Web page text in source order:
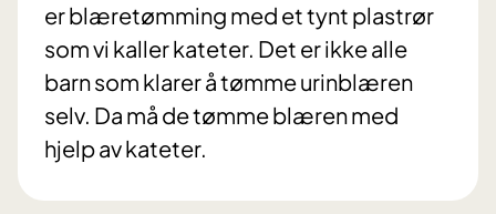
er blæretømming med et tynt plastrør
som vi kaller kateter. Det er ikke alle
barn som klarer å tømme urinblæren
selv. Da må de tømme blæren med
hjelp av kateter.